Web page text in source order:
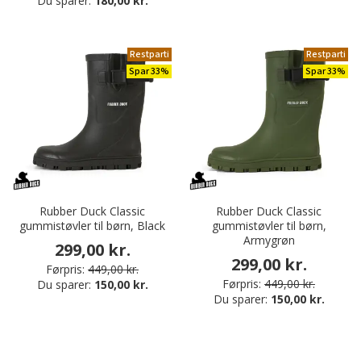
Restparti
Spar 33%
Rubber Duck Classic
gummistøvler til børn, Black
299,00 kr.
Førpris: 449,00 kr.
Du sparer: 150,00 kr.
Restparti
Spar 33%
Rubber Duck Classic
gummistøvler til børn,
Armygrøn
299,00 kr.
Førpris: 449,00 kr.
Du sparer: 150,00 kr.